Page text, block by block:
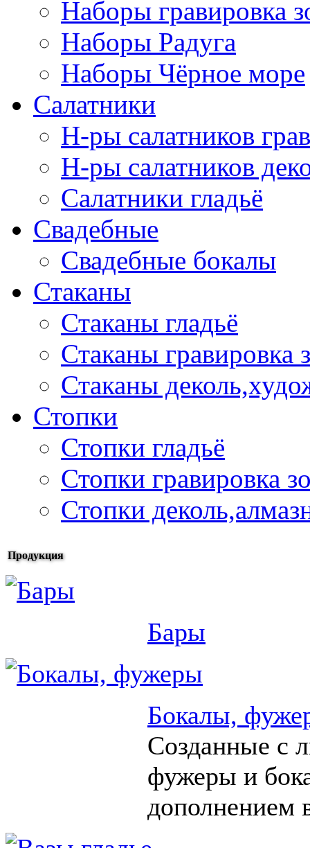
Наборы гравировка
Наборы Радуга
Наборы Чёрное море
Салатники
Н-ры салатников
Н-ры салатников
Салатники гладьё
Свадебные
Свадебные бокалы
Стаканы
Стаканы гладьё
Стаканы гравировка
Стаканы
Стопки
Стопки гладьё
Стопки гравировка
Стопки
Продукция
Бары
Бокалы,
Созданные с
фужеры и
дополнением